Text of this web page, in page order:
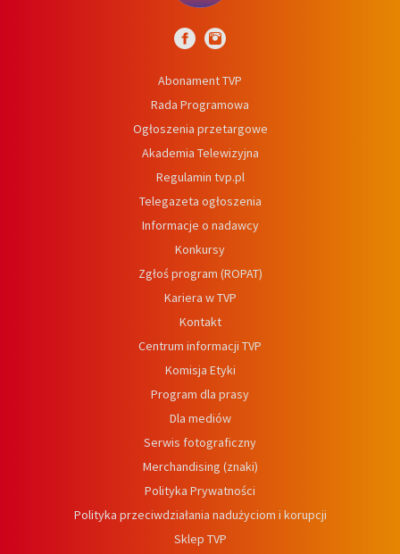
Abonament TVP
Rada Programowa
Ogłoszenia przetargowe
Akademia Telewizyjna
Regulamin tvp.pl
Telegazeta ogłoszenia
Informacje o nadawcy
Konkursy
Zgłoś program (ROPAT)
Kariera w TVP
Kontakt
Centrum informacji TVP
Komisja Etyki
Program dla prasy
Dla mediów
Serwis fotograficzny
Merchandising (znaki)
Polityka Prywatności
Polityka przeciwdziałania nadużyciom i korupcji
Sklep TVP